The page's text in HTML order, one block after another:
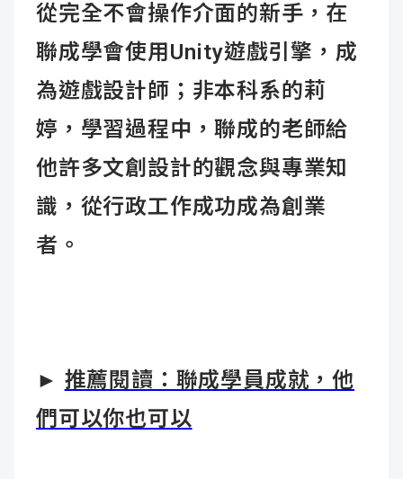
從完全不會操作介面的新手，在
聯成學會使用Unity遊戲引擎，成
為遊戲設計師；非本科系的莉
婷，學習過程中，聯成的老師給
他許多文創設計的觀念與專業知
識，從行政工作成功成為創業
者。
► 推薦閱讀：聯成學員成就，他
們可以你也可以